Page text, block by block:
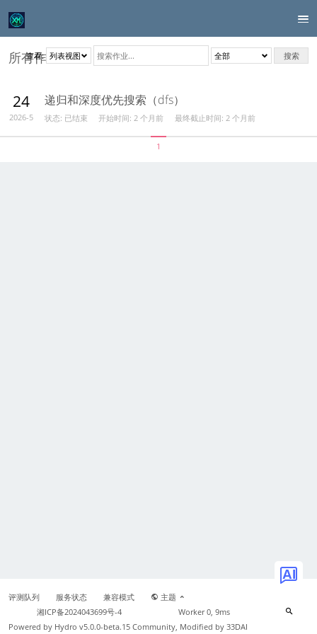
所有作业
查看: 搜索
24
2026-5
递归和深度优先搜索（dfs）
状态: 已结束 开始时间: 2 个月前 最终截止时间: 2 个月前
1
评测队列 服务状态 兼容模式
主题
湘ICP备2024043699号-4
Worker 0, 9ms
Powered by Hydro v5.0.0-beta.15 Community, Modified by 33DAI
AI